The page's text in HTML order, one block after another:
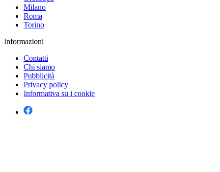
Milano
Roma
Torino
Informazioni
Contatti
Chi siamo
Pubblicità
Privacy policy
Informativa su i cookie